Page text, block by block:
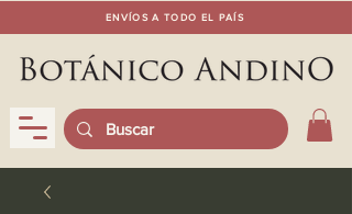
ENVÍOS A TODO EL PAÍS